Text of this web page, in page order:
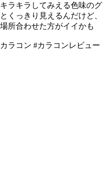
ラキラしてみえる色味のグ
くっきり見えるんだけど、
所合わせた方がイイかも
ラコン #カラコンレビュー